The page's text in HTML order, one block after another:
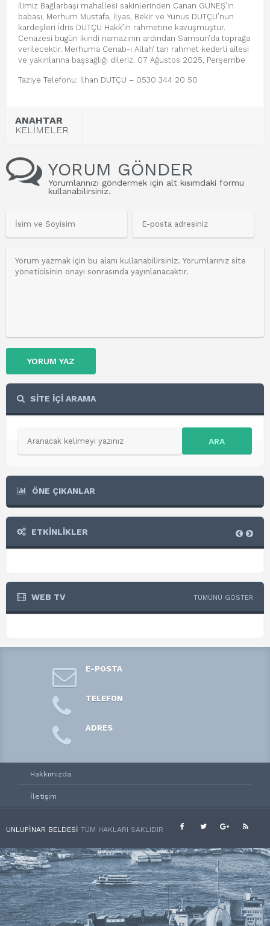
İlimiz Bağlarbaşı mahallesi sakinlerinden Canan GÜNEŞ’in
babası, Merhum Mustafa, İlyas, Bekir ve Yunus DUTÇU’nun
kardeşleri İdris DUTÇU Hakk’ın rahmetine kavuşmuştur.
Cenazesi bugün ikindi namazının ardından Samsun’da toprağa
verilecektir. Merhuma Cenab-ı Allah’ tan rahmet kederli ailesi
ve yakınlarına başsağlığı dileriz. 07 Ağustos 2025, Perşembe
Taziye Telefonu: İlhan DUTÇU – 0530 344 20 50
ANAHTAR
KELİMELER
YORUM GÖNDER
Yorumlarınızı göndermek için alt kısımdaki formu
kullanabilirsiniz.
YORUM YAZ
SİTE İÇİ ARAMA
ARA
ÖNE ÇIKANLAR
ETKİNLİKLER
WEB TV TÜMÜNÜ GÖSTER
E-POSTA
TELEFON
ADRES
Hakkımızda
İletişim
UNLUPINAR BELDESI TÜM HAKLARI SAKLIDIR